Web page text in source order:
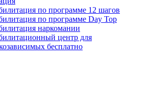
по программе 12 шагов
по программе Day Top
наркомании
центр для
бесплатно